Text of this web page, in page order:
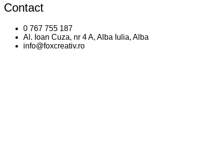
Contact
0 767 755 187
Al. Ioan Cuza, nr 4 A, Alba Iulia, Alba
info@foxcreativ.ro